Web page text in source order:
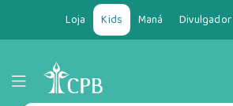
Loja Kids Maná Divulgador